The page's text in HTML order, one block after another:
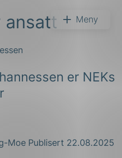
Meny
ansatt
er NEKs
Moe Publisert 22.08.2025